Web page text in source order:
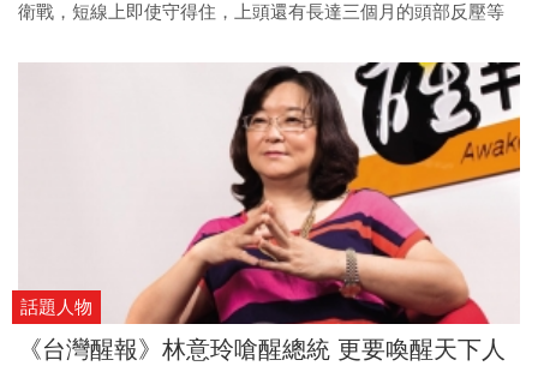
衛戰，短線上即使守得住，上頭還有長達三個月的頭部反壓等
期。
話題人物
《台灣醒報》林意玲嗆醒總統 更要喚醒天下人